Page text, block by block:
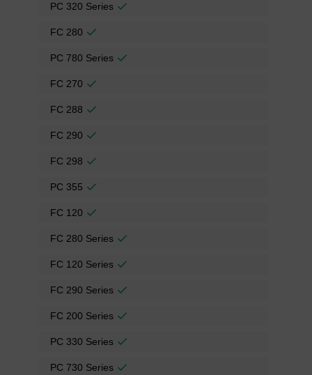
PC 320 Series
FC 280
PC 780 Series
FC 270
FC 288
FC 290
FC 298
PC 355
FC 120
FC 280 Series
FC 120 Series
FC 290 Series
FC 200 Series
PC 330 Series
PC 730 Series